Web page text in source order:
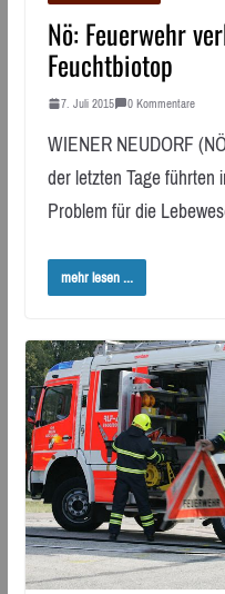
Nö: Feuerwehr
Feuchtbiotop
7. Juli 2015 0 Kommentare
WIENER NEUDORF
der letzten Tage
Problem für die
mehr lesen ...